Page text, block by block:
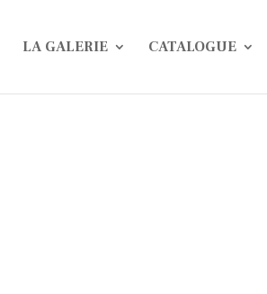
LA GALERIE CATALOGUE